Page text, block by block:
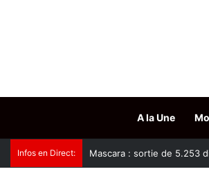
A la Une
Infos en Direct: Mascara : sortie de 5.253